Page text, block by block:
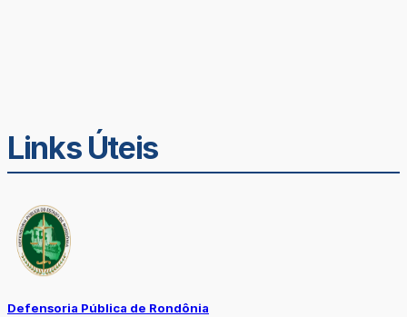
Links Úteis
Defensoria Pública de Rondônia